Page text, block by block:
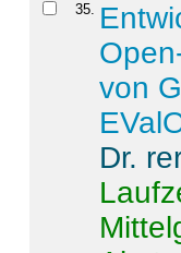
35.
von
Dr.